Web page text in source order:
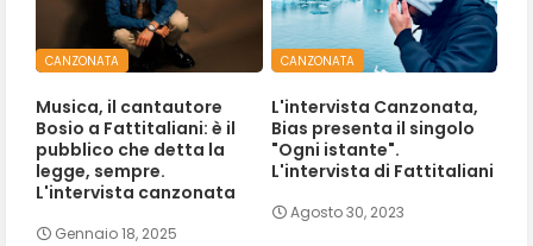
CANZONATA
Musica, il cantautore
Bosio a Fattitaliani: è il
pubblico che detta la
legge, sempre.
L'intervista canzonata
Gennaio 18, 2025
CANZONATA
L'intervista Canzonata,
Bias presenta il singolo
"Ogni istante".
L'intervista di Fattitaliani
Agosto 30, 2023